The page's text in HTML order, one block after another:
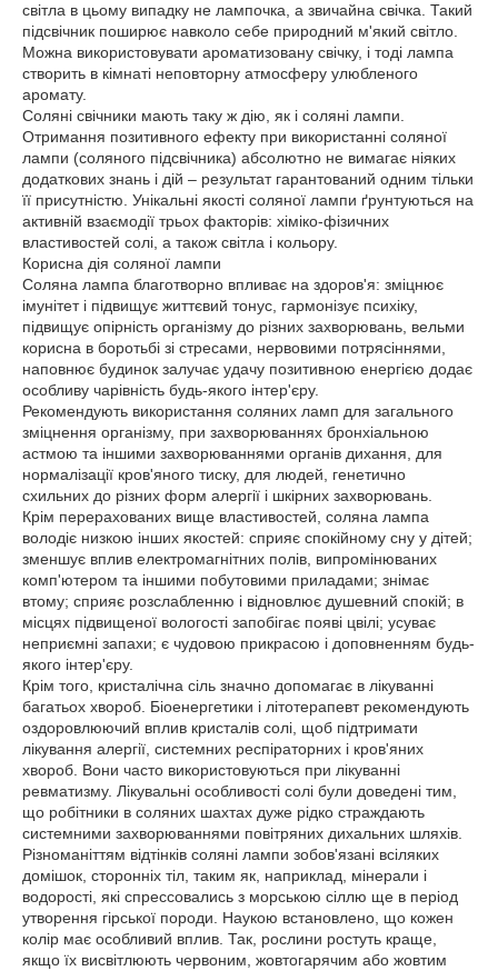
світла в цьому випадку не лампочка, а звичайна свічка. Такий
підсвічник поширює навколо себе природний м'який світло.
Можна використовувати ароматизовану свічку, і тоді лампа
створить в кімнаті неповторну атмосферу улюбленого
аромату.
Соляні свічники мають таку ж дію, як і соляні лампи.
Отримання позитивного ефекту при використанні соляної
лампи (соляного підсвічника) абсолютно не вимагає ніяких
додаткових знань і дій – результат гарантований одним тільки
її присутністю. Унікальні якості соляної лампи ґрунтуються на
активній взаємодії трьох факторів: хіміко-фізичних
властивостей солі, а також світла і кольору.
Корисна дія соляної лампи
Соляна лампа благотворно впливає на здоров'я: зміцнює
імунітет і підвищує життєвий тонус, гармонізує психіку,
підвищує опірність організму до різних захворювань, вельми
корисна в боротьбі зі стресами, нервовими потрясіннями,
наповнює будинок залучає удачу позитивною енергією додає
особливу чарівність будь-якого інтер'єру.
Рекомендують використання соляних ламп для загального
зміцнення організму, при захворюваннях бронхіальною
астмою та іншими захворюваннями органів дихання, для
нормалізації кров'яного тиску, для людей, генетично
схильних до різних форм алергії і шкірних захворювань.
Крім перерахованих вище властивостей, соляна лампа
володіє низкою інших якостей: сприяє спокійному сну у дітей;
зменшує вплив електромагнітних полів, випромінюваних
комп'ютером та іншими побутовими приладами; знімає
втому; сприяє розслабленню і відновлює душевний спокій; в
місцях підвищеної вологості запобігає появі цвілі; усуває
неприємні запахи; є чудовою прикрасою і доповненням будь-
якого інтер'єру.
Крім того, кристалічна сіль значно допомагає в лікуванні
багатьох хвороб. Біоенергетики і літотерапевт рекомендують
оздоровлюючий вплив кристалів солі, щоб підтримати
лікування алергії, системних респіраторних і кров'яних
хвороб. Вони часто використовуються при лікуванні
ревматизму. Лікувальні особливості солі були доведені тим,
що робітники в соляних шахтах дуже рідко страждають
системними захворюваннями повітряних дихальних шляхів.
Різноманіттям відтінків соляні лампи зобов'язані всіляких
домішок, сторонніх тіл, таким як, наприклад, мінерали і
водорості, які спрессовались з морською сіллю ще в період
утворення гірської породи. Наукою встановлено, що кожен
колір має особливий вплив. Так, рослини ростуть краще,
якщо їх висвітлюють червоним, жовтогарячим або жовтим